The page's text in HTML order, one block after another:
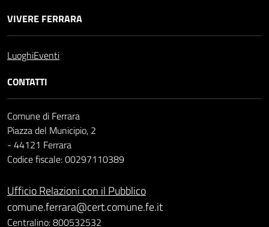
VIVERE FERRARA
LuoghiEventi
CONTATTI
Comune di Ferrara
Piazza del Municipio, 2
- 44121 Ferrara
Codice fiscale: 00297110389
Ufficio Relazioni con il Pubblico
comune.ferrara@cert.comune.fe.it
Centralino: 800532532